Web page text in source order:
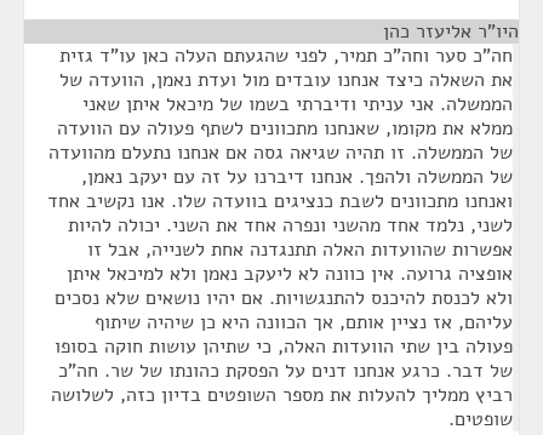
היו"ר אליעזר כהן
חה"כ סער וחה"כ תמיר, לפני שהגעתם העלה כאן עו"ד גזית
את השאלה כיצד אנחנו עובדים מול ועדת נאמן, הוועדה של
הממשלה. אני עניתי ודיברתי בשמו של מיכאל איתן שאני
ממלא את מקומו, שאנחנו מתכוונים לשתף פעולה עם הוועדה
של הממשלה. זו תהיה שגיאה גסה אם אנחנו נתעלם מהוועדה
של הממשלה ולהפך. אנחנו דיברנו על זה עם יעקב נאמן,
ואנחנו מתכוונים לשבת כנציגים בוועדה שלו. אנו נקשיב אחד
לשני, נלמד אחד מהשני ונפרה אחד את השני. יכולה להיות
אפשרות שהוועדות האלה תתנגדנה אחת לשנייה, אבל זו
אופציה גרועה. אין כוונה לא ליעקב נאמן ולא למיכאל איתן
ולא לכנסת להיכנס להתנגשויות. אם יהיו נושאים שלא נסכים
עליהם, אז נציין אותם, אך הכוונה היא כן שיהיה שיתוף
פעולה בין שתי הוועדות האלה, כי שתיהן עושות חוקה בסופו
של דבר. כרגע אנחנו דנים על הפסקת כהונתו של שר. חה"כ
רביץ ממליך להעלות את מספר השופטים בדיון כזה, לשלושה
שופטים.